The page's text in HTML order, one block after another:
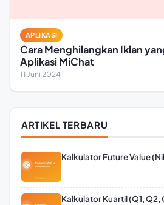
APLIKASI
Cara Menghilangkan Iklan
Aplikasi MiChat
11 Juni 2024
ARTIKEL TERBARU
Kalkulator Future Value
Kalkulator Kuartil (Q1, Q2,